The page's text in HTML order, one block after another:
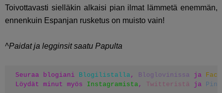
Toivottavasti sielläkin alkaisi pian ilmat lämmetä enemmän,
ennenkuin Espanjan rusketus on muisto vain!
^Paidat ja legginsit saatu Papulta
Seuraa blogiani Blogilistalla, Bloglovinissa ja
Löydät minut myös Instagramista, Twitteristä ja